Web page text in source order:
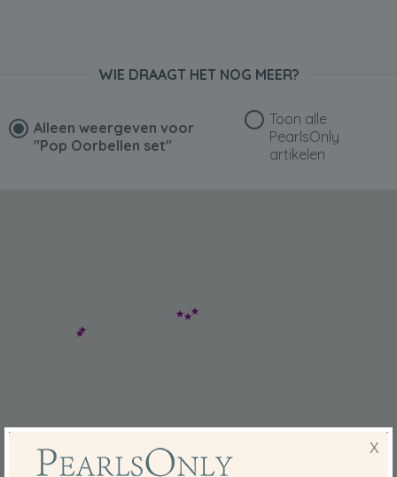
WIE DRAAGT HET NOG MEER?
Alleen weergeven voor
"Pop Oorbellen set"
Toon alle
PearlsOnly
artikelen
X